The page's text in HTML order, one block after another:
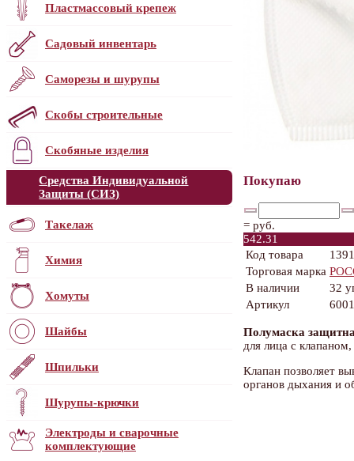
Пластмассовый крепеж
Садовый инвентарь
Саморезы и шурупы
Скобы строительные
Скобяные изделия
Средства Индивидуальной
Защиты (СИЗ)
Такелаж
Химия
Хомуты
Шайбы
Шпильки
Шурупы-крючки
Электроды и сварочные
комплектующие
Покупаю
= руб.
542.31
Код товара
Торговая марка
В наличии
32
Артикул
Полумаска
для лица с клапаном,
Клапан позволяет
органов дыхания и